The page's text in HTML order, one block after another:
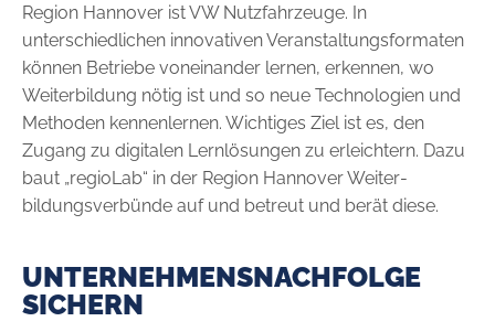
Region Hannover ist VW Nutzfahrzeuge. In
unterschiedlichen innovativen Veranstaltungsformaten
können Betriebe voneinander lernen, erkennen, wo
Weiterbildung nötig ist und so neue Technologien und
Methoden kennenlernen. Wichtiges Ziel ist es, den
Zugang zu digitalen Lernlösungen zu erleichtern. Dazu
baut „regioLab“ in der Region Hannover Weiter­
bildungsverbünde auf und betreut und berät diese.
UNTERNEHMENSNACHFOLGE
SICHERN